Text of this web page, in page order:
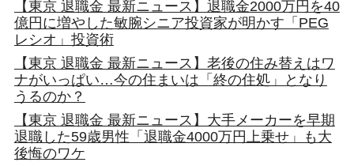
【東京 退職金 最新ニュース】退職金2000万円を40
億円に増やした敏腕シニア投資家が明かす「PEG
レシオ」投資術
【東京 退職金 最新ニュース】老後の住み替えはワ
ナがいっぱい…今の住まいは「終の住処」となり
うるのか？
【東京 退職金 最新ニュース】大手メーカーを早期
退職した59歳男性「退職金4000万円上乗せ」も大
後悔のワケ